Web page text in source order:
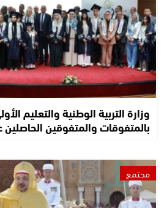
وزارة التربية الوطنية والتعليم
بالمتفوقات والمتفوقين
مجتمع